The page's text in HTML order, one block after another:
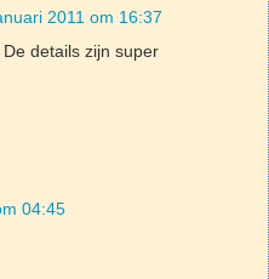
2011 om 16:37
details zijn super
04:45